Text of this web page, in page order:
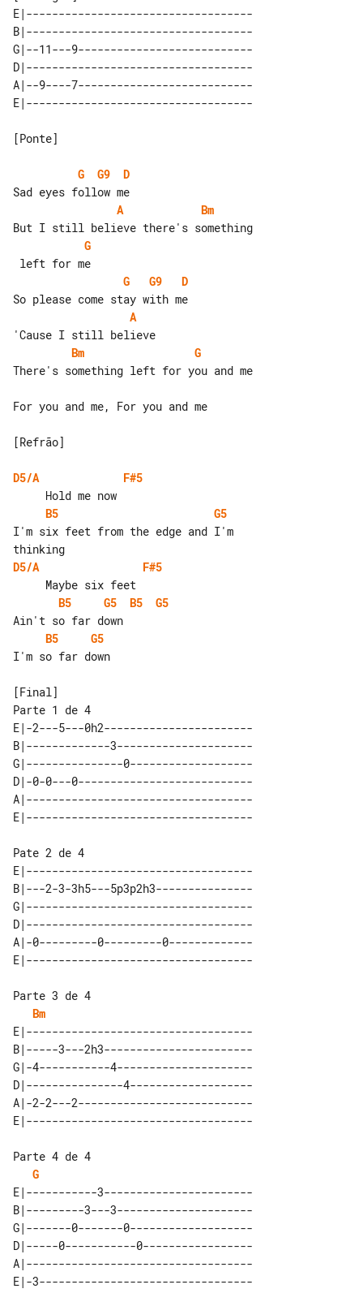
E|-----------------------------------
B|-----------------------------------
G|--11---9---------------------------
D|-----------------------------------
A|--9----7---------------------------
[Ponte]
G G9
D
A
Bm
G
G
G9
D
A
Bm
G
There's something left for you and me
For you and me, For you and me
[Refrão]
D5/A
F#5
B5
G5
I'm six feet from the edge and I'm
D5/A
F#5
B5
G5 B5
G5
B5
G5
I'm so far down
Parte 1 de 4
E|-2---5---0h2-----------------------
B|-------------3---------------------
G|---------------0-------------------
D|-0-0---0---------------------------
A|-----------------------------------
Pate 2 de 4
E|-----------------------------------
B|---2-3-3h5---5p3p2h3---------------
G|-----------------------------------
D|-----------------------------------
A|-0---------0---------0-------------
Parte 3 de 4
Bm
E|-----------------------------------
B|-----3---2h3-----------------------
G|-4-----------4---------------------
D|---------------4-------------------
A|-2-2---2---------------------------
Parte 4 de 4
G
E|-----------3-----------------------
B|---------3---3---------------------
G|-------0-------0-------------------
D|-----0-----------0-----------------
A|-----------------------------------